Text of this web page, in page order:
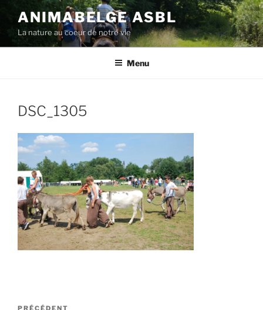
contenu
principal
ANIMABELGE ASBL
La nature au coeur de notre vie
Menu
DSC_1305
Navigation
PRÉCÉDENT